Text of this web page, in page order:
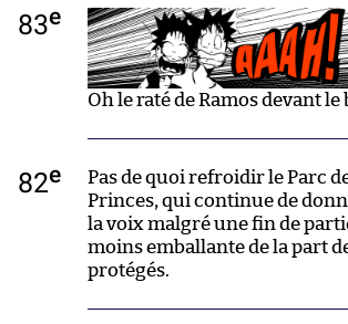
83e
Oh le raté de Ramos devant le
82e
Pas de quoi refroidir le Parc
Princes, qui continue de
la voix malgré une fin de
moins emballante de la part
protégés.